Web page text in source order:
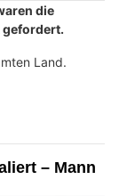
die
gefordert.
Land.
– Mann